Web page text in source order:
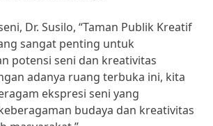
Dr. Susilo, “Taman Publik Kreatif
sangat penting untuk
potensi seni dan kreativitas
adanya ruang terbuka ini, kita
ekspresi seni yang
budaya dan kreativitas